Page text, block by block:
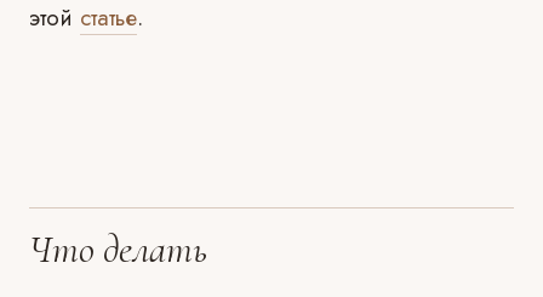
этой статье.
Что делать